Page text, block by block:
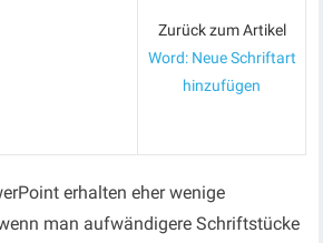
Zurück zum Artikel
Word: Neue Schriftart
hinzufügen
erhalten eher wenige
man aufwändigere Schriftstücke